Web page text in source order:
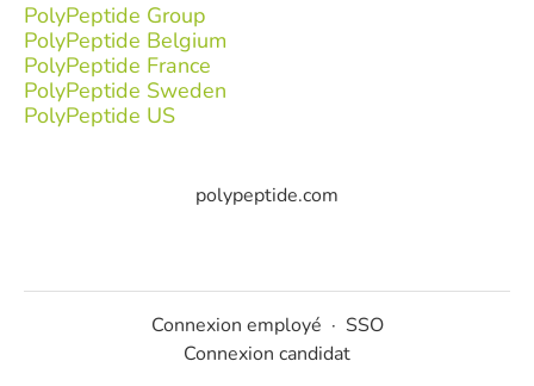
PolyPeptide Group
PolyPeptide Belgium
PolyPeptide France
PolyPeptide Sweden
PolyPeptide US
polypeptide.com
Connexion employé · SSO
Connexion candidat